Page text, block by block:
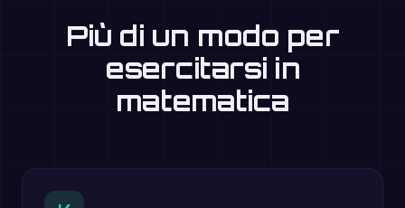
Più di un modo per
esercitarsi in
matematica